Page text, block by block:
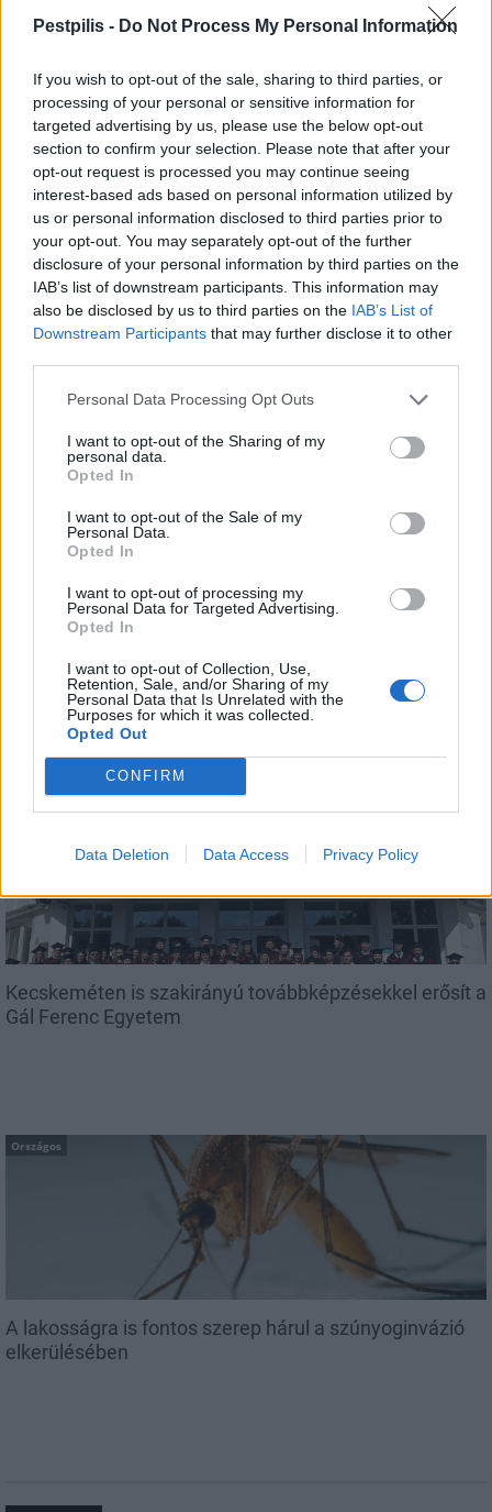
Pestpilis - Do Not Process My Personal Information
If you wish to opt-out of the sale, sharing to third parties, or
processing of your personal or sensitive information for
targeted advertising by us, please use the below opt-out
section to confirm your selection. Please note that after your
opt-out request is processed you may continue seeing
interest-based ads based on personal information utilized by
us or personal information disclosed to third parties prior to
your opt-out. You may separately opt-out of the further
disclosure of your personal information by third parties on the
IAB’s list of downstream participants. This information may
also be disclosed by us to third parties on the IAB’s List of
Downstream Participants that may further disclose it to other
Personal Data Processing Opt Outs
I want to opt-out of the Sharing of my
personal data.
Opted In
I want to opt-out of the Sale of my
Personal Data.
Opted In
I want to opt-out of processing my
Personal Data for Targeted Advertising.
Opted In
I want to opt-out of Collection, Use,
Retention, Sale, and/or Sharing of my
Personal Data that Is Unrelated with the
Purposes for which it was collected.
Opted Out
CONFIRM
Data Deletion Data Access Privacy Policy
Bicske Kelet csomópont építése
Új gyalogosátkelők és jelzőlámpás
csomópont épül Angyalföldön
Másfélszeresére bővítik
Hódmezővásárhely jó hírű református
iskoláját
Országos
Kecskeméten is szakirányú továbbképzésekkel erősít a
Gál Ferenc Egyetem
Országos
A lakosságra is fontos szerep hárul a szúnyoginvázió
elkerülésében